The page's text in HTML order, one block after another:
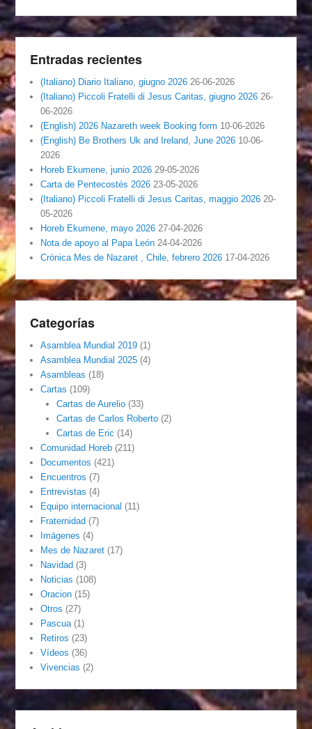
Entradas recientes
(Italiano) Diario Italiano, giugno 2026 26-06-2026
(Italiano) Piccoli Fratelli di Jesus Caritas, giugno 2026 26-
06-2026
(English) 2026 Nazareth week Booking form 10-06-2026
(English) Be Brothers Uk and Ireland, June 2026 10-06-
2026
Horeb Ekumene, junio 2026 29-05-2026
Carta de Pentecostés 2026 23-05-2026
(Italiano) Piccoli Fratelli di Jesus Caritas, maggio 2026 20-
05-2026
Horeb Ekumene, mayo 2026 27-04-2026
Nota de apoyo al Papa León 24-04-2026
Crónica Mes de Nazaret , Chile, febrero 2026 17-04-2026
Categorías
Asamblea Mundial 2019 (1)
Asamblea Mundial 2025 (4)
Asambleas (18)
Cartas (109)
Cartas de Aurelio(33)
Cartas de Carlos Roberto(2)
Cartas de Eric (14)
Comunidad Horeb (211)
Documentos (421)
Encuentros (7)
Entrevistas (4)
Equipo internacional (11)
Fraternidad (7)
Imágenes (4)
Mes de Nazaret (17)
Navidad (3)
Noticias (108)
Oracion (15)
Otros (27)
Pascua (1)
Retiros (23)
Vídeos (36)
Vivencias (2)